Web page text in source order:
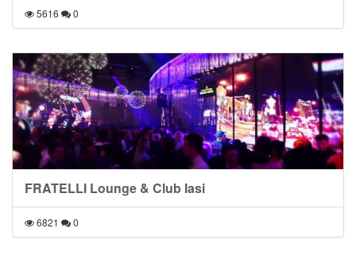
5616 0
FRATELLI Lounge & Club Iasi
6821 0